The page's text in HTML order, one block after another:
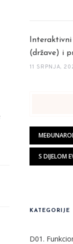
(države) i
11 SRPNJA,
S DIJELOM
KATEGORIJE
D01.